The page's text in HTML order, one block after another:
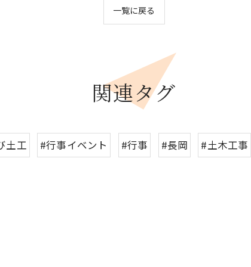
一覧に戻る
関連タグ
土工 #行事イベント #行事 #長岡 #土木工事